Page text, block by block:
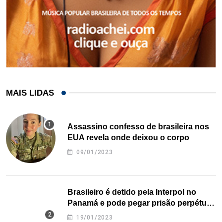
MAIS LIDAS
Assassino confesso de brasileira nos
EUA revela onde deixou o corpo
09/01/2023
Brasileiro é detido pela Interpol no
Panamá e pode pegar prisão perpétua
nos EUA
19/01/2023